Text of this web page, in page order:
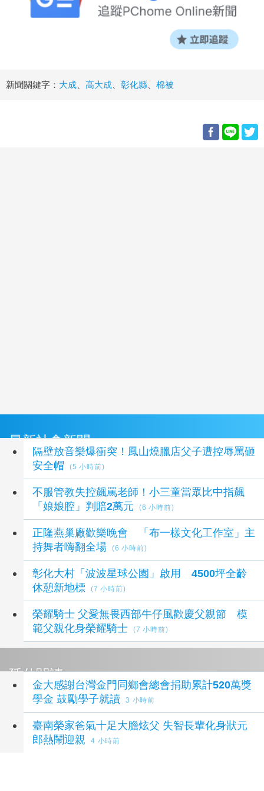
新聞關鍵字： 大成 高大成 彰化縣 棉被
最新社會新聞
隔壁放音樂爆衝突！鳳山燒臘店父子遭控辱罵砸
安全帽
(5 小時前)
不服管教失控飆罵老師！小三童當眾比中指飆
「娘娘腔」判賠2萬元
(6 小時前)
正隆燕巢廠歡樂晚會 「布一樣文化工作室」主
持舞者嗨翻全場
(6 小時前)
彰化大村「波波星球公園」啟用 4500坪全齡
休憩新地標
(7 小時前)
榮耀騎士 父愛無畏西部牛仔風歡慶父親節 模
範父親化身榮耀騎士
(7 小時前)
延伸閱讀
金大感謝台灣金門同鄉會總會捐助累計520萬獎
學金 鼓勵學子就讀
3 小時前
臺南榮家爸氣十足大膽炫父 失智長輩化身狀元
郎熱鬧迎親
4 小時前